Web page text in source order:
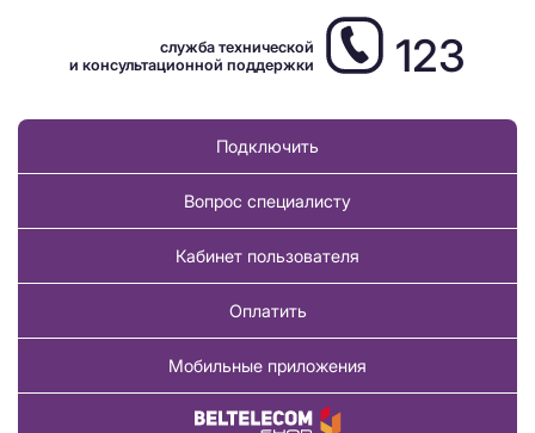
служба технической
и консультационной поддержки
123
Подключить
Вопрос специалисту
Кабинет пользователя
Оплатить
Мобильные приложения
Купить товар